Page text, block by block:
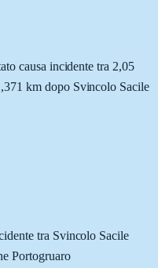
causa incidente tra 2,05
km dopo Svincolo Sacile
tra Svincolo Sacile
Portogruaro